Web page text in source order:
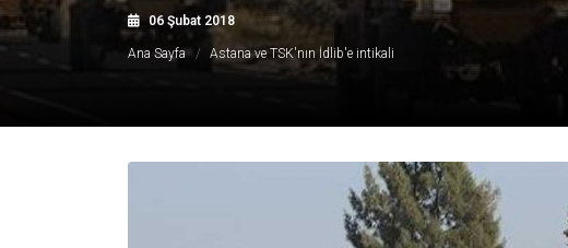
06 Şubat 2018
Ana Sayfa Astana ve TSK'nın İdlib'e intikali